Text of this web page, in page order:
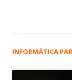
Barra
INFORMÁTICA